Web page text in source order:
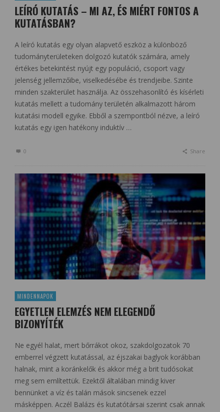
LEÍRÓ KUTATÁS – MI AZ, ÉS MIÉRT FONTOS A
KUTATÁSBAN?
A leíró kutatás egy olyan alapvető eszköz a különböző
tudományterületeken dolgozó kutatók számára, amely
értékes betekintést nyújt egy populáció, csoport vagy
jelenség jellemzőibe, viselkedésébe és trendjeibe. Szinte
minden szakterület használja. Az összehasonlító és kísérleti
kutatás mellett a tudomány területén alkalmazott három
kutatási modell egyike. Ebből a szempontból nézve, a leíró
kutatás egy igen hatékony induktív …
0 Share
MINDENNAPOK
EGYETLEN ELEMZÉS NEM ELEGENDŐ
BIZONYÍTÉK
Ne egyél halat, mert bőrrákot okoz, szakdolgozatok 70
emberrel végzett kutatással, az éjszakai baglyok korábban
halnak, mint a koránkelők és akkor még a brit tudósokat
meg sem említettük. Ezektől általában mindig kiver
bennünket a víz és talán mások sincsenek ezzel
másképpen. Aczél Balázs és kutatótársai szerint csak annak